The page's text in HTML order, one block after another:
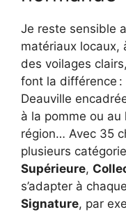
Je reste sensible
matériaux locaux,
des voilages
font la différence
Deauville
à la pomme ou au
région… Avec 35
plusieurs
Supérieure,
s’adapter à
Signature, par